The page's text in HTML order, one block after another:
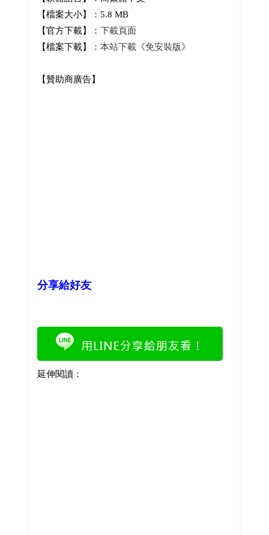
【檔案大小】：5.8 MB
【官方下載】： 下載頁面
【檔案下載】： 本站下載《免安裝版》
【贊助商廣告】
分享給好友
延伸閱讀：